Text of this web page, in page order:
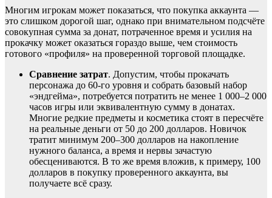
Многим игрокам может показаться, что покупка аккаунта —
это слишком дорогой шаг, однако при внимательном подсчёте
совокупная сумма за донат, потраченное время и усилия на
прокачку может оказаться гораздо выше, чем стоимость
готового «профиля» на проверенной торговой площадке.
Сравнение затрат. Допустим, чтобы прокачать
персонажа до 60-го уровня и собрать базовый набор
«эндгейма», потребуется потратить не менее 1 000–2 000
часов игры или эквивалентную сумму в донатах.
Многие редкие предметы и косметика стоят в пересчёте
на реальные деньги от 50 до 200 долларов. Новичок
тратит минимум 200–300 долларов на накопление
нужного баланса, а время и нервы зачастую
обесцениваются. В то же время вложив, к примеру, 100
долларов в покупку проверенного аккаунта, вы
получаете всё сразу.